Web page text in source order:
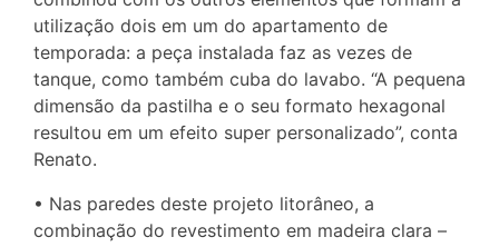
utilização dois em um do apartamento de
temporada: a peça instalada faz as vezes de
tanque, como também cuba do lavabo. “A pequena
dimensão da pastilha e o seu formato hexagonal
resultou em um efeito super personalizado”, conta
Renato.
• Nas paredes deste projeto litorâneo, a
combinação do revestimento em madeira clara –